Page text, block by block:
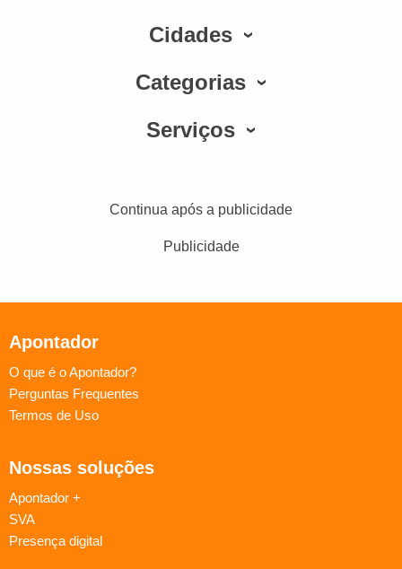
Cidades
Categorias
Serviços
Continua após a publicidade
Publicidade
Apontador
O que é o Apontador?
Perguntas Frequentes
Termos de Uso
Nossas soluções
Apontador +
SVA
Presença digital